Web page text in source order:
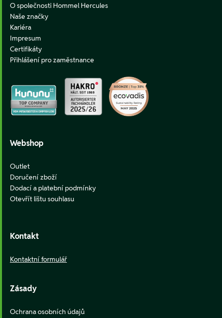
O společnosti Hommel Hercules
Naše značky
Kariéra
Impresum
Certifikáty
Přihlášení pro zaměstnance
Webshop
Outlet
Doručení zboží
Dodací a platební podmínky
Otevřít lištu souhlasu
Kontakt
Kontaktní formulář
Zásady
Ochrana osobních údajů